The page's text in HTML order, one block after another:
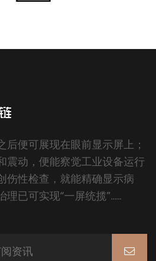
后便可展现在眼前显示屏上；
震动，便能察觉工业设备运行
伤性检查，就能精确显示病
已可实现“一屏统揽”……